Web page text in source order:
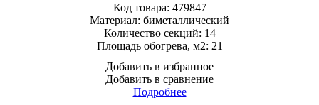
Код товара: 479847
Материал: биметаллический
Количество секций: 14
Площадь обогрева, м2: 21
Добавить в избранное
Добавить в сравнение
Подробнее